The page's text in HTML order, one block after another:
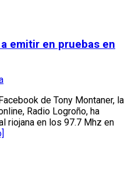
emitir en pruebas en
de Tony Montaner, la
Radio Logroño, ha
riojana en los 97.7 Mhz en